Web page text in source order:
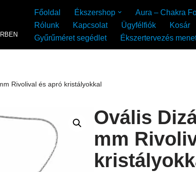
Főoldal Ékszershop Aura – Chakra
Rólunk
Kapcsolat Ügyfélfiók Kosár
Gyűrűméret segédlet
Ékszertervezés
Rivolival és apró kristályokkal
Ovális
mm